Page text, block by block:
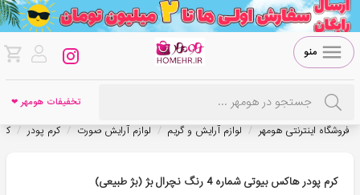
منو
تخفیفات هومهر ❤
فروشگاه اینترنتی هومهر / لوازم آرایش و گریم / لوازم آرایش صورت / کرم پودر /
کرم پودر هاکس بیوتی شماره 4 رنگ نچرال بژ (بژ طبیعی)